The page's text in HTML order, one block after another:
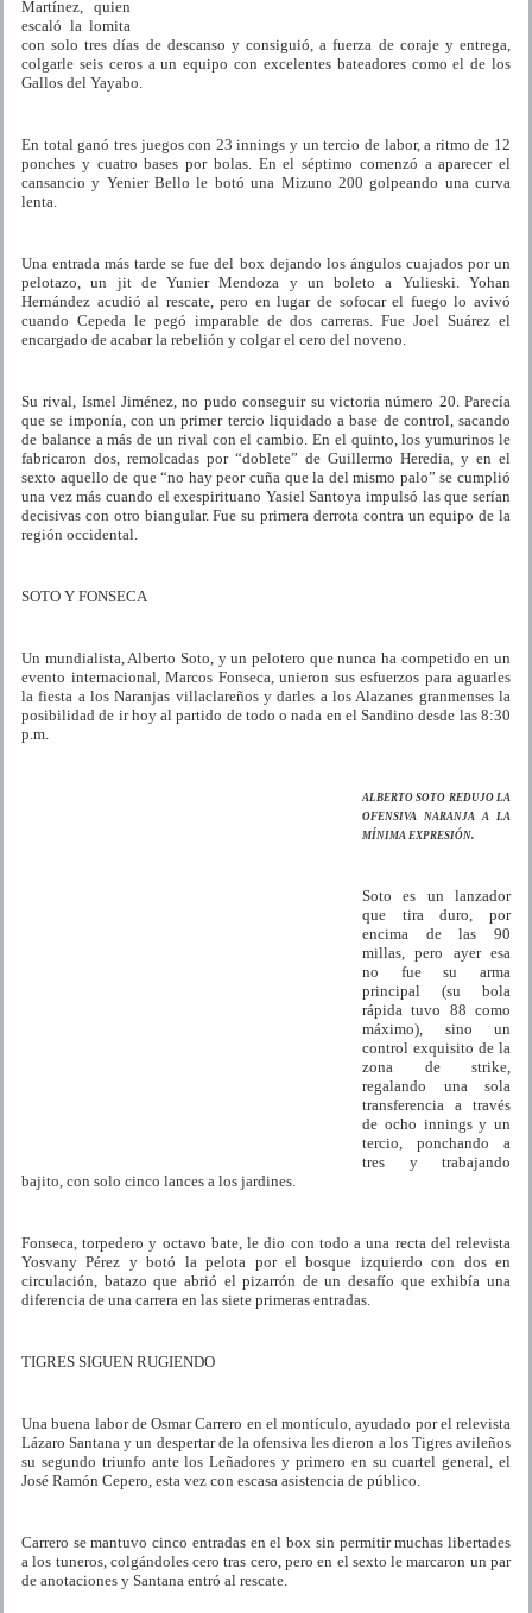
Martínez, quien
escaló la lomita
con solo tres días de descanso y consiguió, a fuerza de coraje y entrega,
colgarle seis ceros a un equipo con excelentes bateadores como el de los
Gallos del Yayabo.
En total ganó tres juegos con 23 innings y un tercio de labor, a ritmo de 12
ponches y cuatro bases por bolas. En el séptimo comenzó a aparecer el
cansancio y Yenier Bello le botó una Mizuno 200 golpeando una curva
lenta.
Una entrada más tarde se fue del box dejando los ángulos cuajados por un
pelotazo, un jit de Yunier Mendoza y un boleto a Yulieski. Yohan
Hernández acudió al rescate, pero en lugar de sofocar el fuego lo avivó
cuando Cepeda le pegó imparable de dos carreras. Fue Joel Suárez el
encargado de acabar la rebelión y colgar el cero del noveno.
Su rival, Ismel Jiménez, no pudo conseguir su victoria número 20. Parecía
que se imponía, con un primer tercio liquidado a base de control, sacando
de balance a más de un rival con el cambio. En el quinto, los yumurinos le
fabricaron dos, remolcadas por “doblete” de Guillermo Heredia, y en el
sexto aquello de que “no hay peor cuña que la del mismo palo” se cumplió
una vez más cuando el exespirituano Yasiel Santoya impulsó las que serían
decisivas con otro biangular. Fue su primera derrota contra un equipo de la
región occidental.
SOTO Y FONSECA
Un mundialista, Alberto Soto, y un pelotero que nunca ha competido en un
evento internacional, Marcos Fonseca, unieron sus esfuerzos para aguarles
la fiesta a los Naranjas villaclareños y darles a los Alazanes granmenses la
posibilidad de ir hoy al partido de todo o nada en el Sandino desde las 8:30
p.m.
ALBERTO SOTO REDUJO LA
OFENSIVA NARANJA A LA
MÍNIMA EXPRESIÓN.
Soto es un lanzador
que tira duro, por
encima de las 90
millas, pero ayer esa
no fue su arma
principal (su bola
rápida tuvo 88 como
máximo), sino un
control exquisito de la
zona de strike,
regalando una sola
transferencia a través
de ocho innings y un
tercio, ponchando a
tres y trabajando
bajito, con solo cinco lances a los jardines.
Fonseca, torpedero y octavo bate, le dio con todo a una recta del relevista
Yosvany Pérez y botó la pelota por el bosque izquierdo con dos en
circulación, batazo que abrió el pizarrón de un desafío que exhibía una
diferencia de una carrera en las siete primeras entradas.
TIGRES SIGUEN RUGIENDO
Una buena labor de Osmar Carrero en el montículo, ayudado por el relevista
Lázaro Santana y un despertar de la ofensiva les dieron a los Tigres avileños
su segundo triunfo ante los Leñadores y primero en su cuartel general, el
José Ramón Cepero, esta vez con escasa asistencia de público.
Carrero se mantuvo cinco entradas en el box sin permitir muchas libertades
a los tuneros, colgándoles cero tras cero, pero en el sexto le marcaron un par
de anotaciones y Santana entró al rescate.